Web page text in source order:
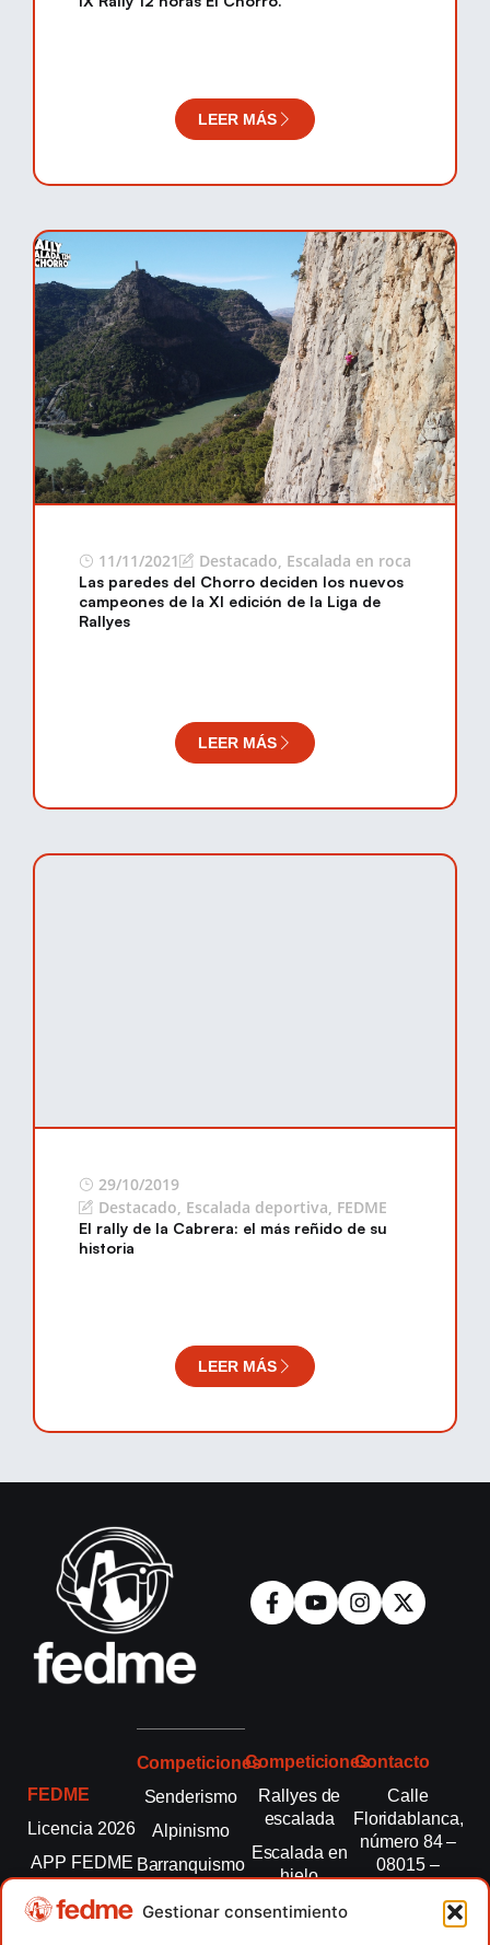
Gestionar consentimiento
LEER MÁS
11/11/2021 Destacado, Escalada en roca
Las paredes del Chorro deciden los nuevos
campeones de la XI edición de la Liga de
Rallyes
LEER MÁS
29/10/2019
Destacado, Escalada deportiva, FEDME
El rally de la Cabrera: el más reñido de su
historia
LEER MÁS
FEDME
Licencia 2026
APP FEDME
Transparencia
Competiciones
Senderismo
Alpinismo
Barranquismo
montaña
Competiciones
Rallyes de
escalada
Escalada en
hielo
Esquí de
Contacto
Calle
Floridablanca,
número 84 –
08015 –
fedme@fedme.es